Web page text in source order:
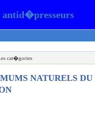
cat�gories
NATURELS